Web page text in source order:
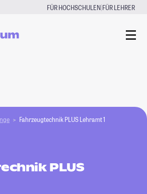
FÜR HOCHSCHULEN|FÜR LEHRER
Fahrzeugtechnik PLUS Lehramt 1
PLUS